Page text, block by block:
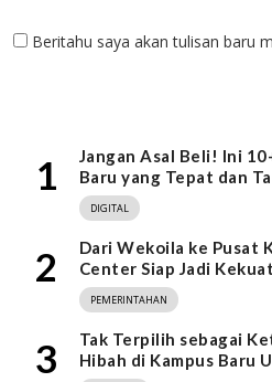
Beritahu saya akan tulisan baru
1
Jangan Asal Beli! Ini
Baru yang Tepat dan
DIGITAL
2
Dari Wekoila ke Pusat
Center Siap Jadi
PEMERINTAHAN
3
Tak Terpilih sebagai
Hibah di Kampus Baru